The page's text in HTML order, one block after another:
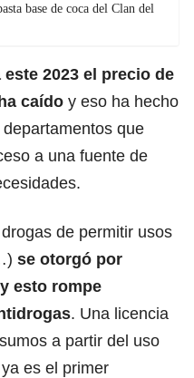
base de coca del Clan del
este 2023 el precio de
caído y eso ha hecho
que
a una fuente de
de permitir usos
se otorgó por
esto rompe
. Una licencia
a partir del uso
es el primer